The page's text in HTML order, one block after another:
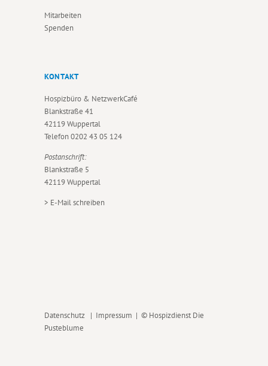
Mitarbeiten
Spenden
KONTAKT
Hospizbüro & NetzwerkCafé
Blankstraße 41
42119 Wuppertal
Telefon0202 43 05 124
Postanschrift:
Blankstraße 5
42119 Wuppertal
> E-Mail schreiben
Datenschutz | Impressum | © Hospizdienst Die
Pusteblume